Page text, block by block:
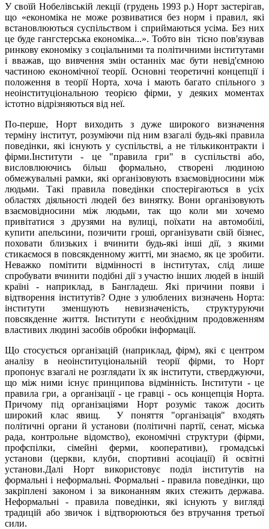
У своїй Нобелівській лекції (грудень 1993 р.) Норт застерігав,
що «економіка не може розвиватися без норм і правил, які
встановлюються суспільством і сприймаються усіма. Без них
це буде гангстерська економіка...». Тобто він тісно пов'язував
ринкову економіку з соціальними та політичними інститутами
і вважав, що вивчення змін останніх має бути невід'ємною
частиною економічної теорії. Основні теоретичні концепції і
положення в теорії Норта, хоча і мають багато спільного з
неоінституціональною теорією фірми, у деяких моментах
істотно відрізняються від неї.
По-перше, Норт виходить з дуже широкого визначення
терміну інститут, розуміючи під ним взагалі будь-які правила
поведінки, які існують у суспільстві, а не тількиконтракти і
фірми.Інститути - це "правила гри" в суспільстві або,
висловлюючись більш формально, створені людиною
обмежувальні рамки, які організовують взаємовідносини між
людьми. Такі правила поведінки спостерігаються в усіх
областях діяльності людей без винятку. Вони організовують
взаємовідносини між людьми, так що коли ми хочемо
привітатися з друзями на вулиці, поїхати на автомобілі,
купити апельсини, позичити гроші, організувати свій бізнес,
поховати близьких і вчинити будь-які інші дії, з якими
стикаємося в повсякденному житті, ми знаємо, як це зробити.
Неважко помітити відмінності в інститутах, слід лише
спробувати вчинити подібні дії з участю інших людей в іншій
країні - наприклад, в Бангладеш. Які причини появи і
відтворення інститутів? Одне з улюблених визначень Норта:
інститути зменшують невизначеність, структуруючи
повсякденне життя. Інститути є необхідним продовженням
властивих людині засобів обробки інформації.
Що стосується організацій (наприклад, фірм), які є центром
аналізу в неоінституціональній теорії фірми, то Норт
пропонує взагалі не розглядати їх як інститути, стверджуючи,
що між ними існує принципова відмінність. Інститути - це
правила гри, а організації - це гравці - ось концепція Норта.
Причому під організаціями Норт розуміє також досить
широкий клас явищ. У поняття "організація" входять
політичні органи й установи (політичні партії, сенат, міська
рада, контрольне відомство), економічні структури (фірми,
профспілки, сімейні ферми, кооперативи), громадські
установи (церкви, клуби, спортивні асоціації) й освітні
установи.Далі Норт використовує поділ інститутів на
формальні і неформальні. Формальні - правила поведінки, що
закріплені законом і за виконанням яких стежить держава.
Неформальні - правила поведінки, які існують у вигляді
традицій або звичок і відтворюються без втручання третьої
сили.